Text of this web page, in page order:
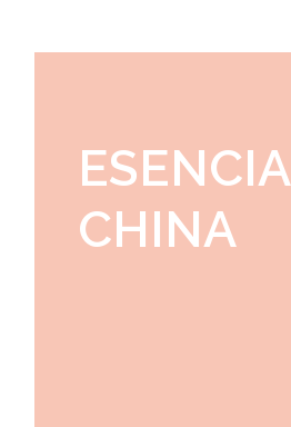
ESENCIA
CHINA